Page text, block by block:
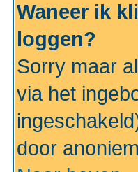
Waneer ik
loggen?
Sorry maar
via het
door